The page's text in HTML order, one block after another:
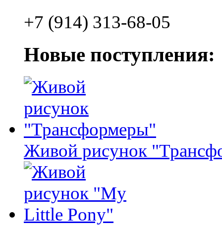
+7 (914) 313-68-05
Новые поступления:
Живой рисунок